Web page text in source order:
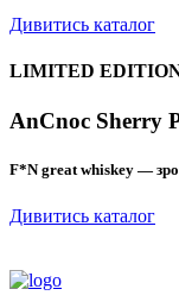
Дивитись каталог
LIMITED
AnCnoc Sherry
F*N great whiskey —
Дивитись каталог